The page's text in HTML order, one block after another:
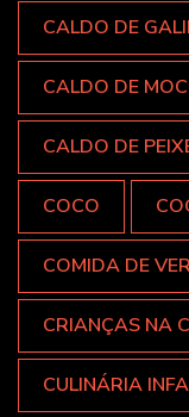
CALDO DE
CALDO DE
CALDO DE
COCO
COMIDA DE
CRIANÇAS NA
CULINÁRIA